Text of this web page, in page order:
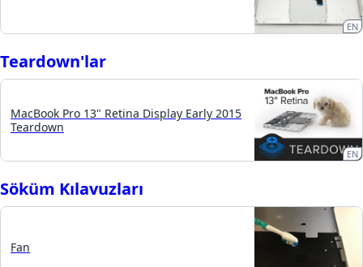
EN
Teardown'lar
MacBook Pro 13" Retina Display Early 2015
Teardown
EN
Söküm Kılavuzları
Fan